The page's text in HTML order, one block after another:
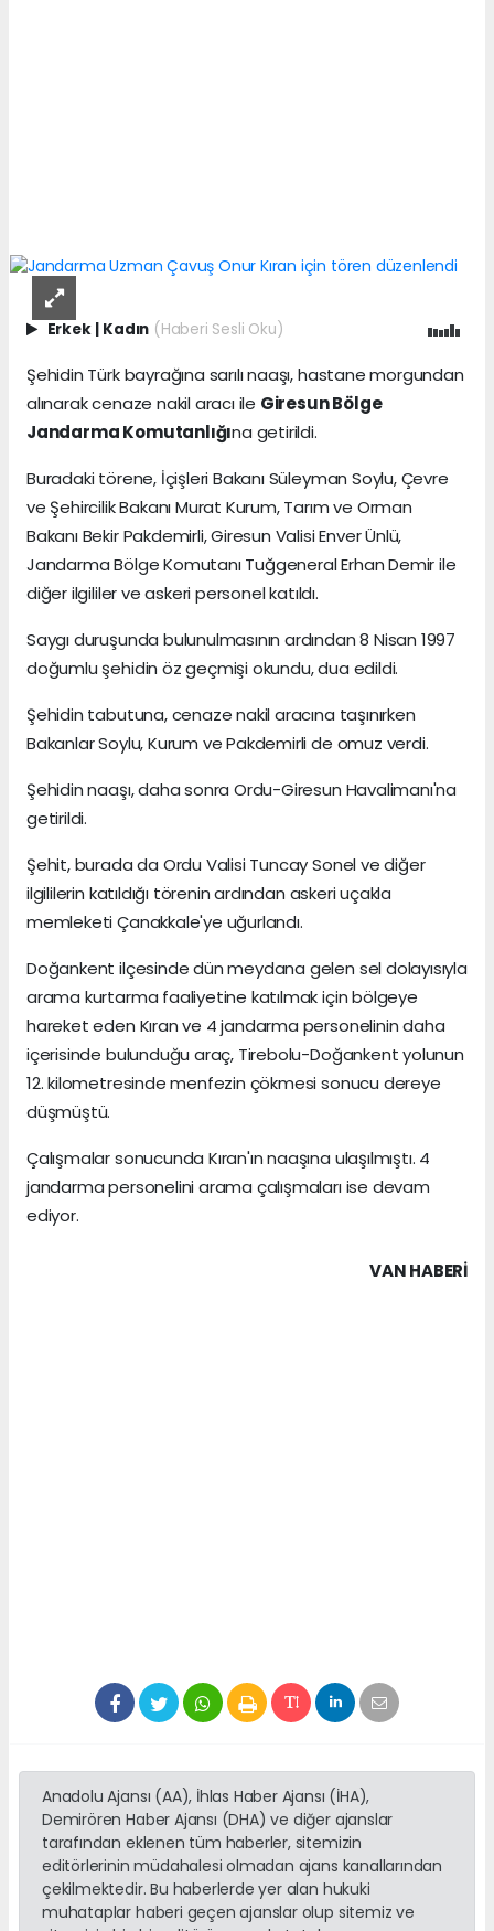
Erkek | Kadın (Haberi Sesli Oku)
Şehidin Türk bayrağına sarılı naaşı, hastane morgundan
alınarak cenaze nakil aracı ile Giresun Bölge
Jandarma Komutanlığına getirildi.
Buradaki törene, İçişleri Bakanı Süleyman Soylu, Çevre
ve Şehircilik Bakanı Murat Kurum, Tarım ve Orman
Bakanı Bekir Pakdemirli, Giresun Valisi Enver Ünlü,
Jandarma Bölge Komutanı Tuğgeneral Erhan Demir ile
diğer ilgililer ve askeri personel katıldı.
Saygı duruşunda bulunulmasının ardından 8 Nisan 1997
doğumlu şehidin öz geçmişi okundu, dua edildi.
Şehidin tabutuna, cenaze nakil aracına taşınırken
Bakanlar Soylu, Kurum ve Pakdemirli de omuz verdi.
Şehidin naaşı, daha sonra Ordu-Giresun Havalimanı'na
getirildi.
Şehit, burada da Ordu Valisi Tuncay Sonel ve diğer
ilgililerin katıldığı törenin ardından askeri uçakla
memleketi Çanakkale'ye uğurlandı.
Doğankent ilçesinde dün meydana gelen sel dolayısıyla
arama kurtarma faaliyetine katılmak için bölgeye
hareket eden Kıran ve 4 jandarma personelinin daha
içerisinde bulunduğu araç, Tirebolu-Doğankent yolunun
12. kilometresinde menfezin çökmesi sonucu dereye
düşmüştü.
Çalışmalar sonucunda Kıran'ın naaşına ulaşılmıştı. 4
jandarma personelini arama çalışmaları ise devam
ediyor.
VAN HABERİ
Anadolu Ajansı (AA), İhlas Haber Ajansı (İHA),
Demirören Haber Ajansı (DHA) ve diğer ajanslar
tarafından eklenen tüm haberler, sitemizin
editörlerinin müdahalesi olmadan ajans kanallarından
çekilmektedir. Bu haberlerde yer alan hukuki
muhataplar haberi geçen ajanslar olup sitemiz ve